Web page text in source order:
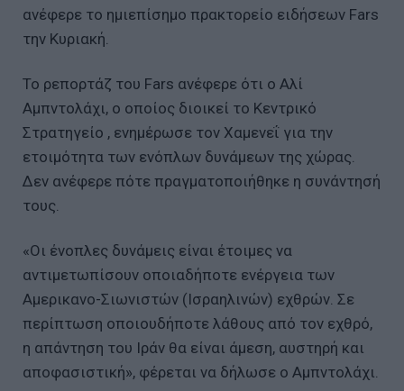
ανέφερε το ημιεπίσημο πρακτορείο ειδήσεων Fars
την Κυριακή.
Το ρεπορτάζ του Fars ανέφερε ότι ο Αλί
Αμπντολάχι, ο οποίος διοικεί το Κεντρικό
Στρατηγείο , ενημέρωσε τον Χαμενεΐ για την
ετοιμότητα των ενόπλων δυνάμεων της χώρας.
Δεν ανέφερε πότε πραγματοποιήθηκε η συνάντησή
τους.
«Οι ένοπλες δυνάμεις είναι έτοιμες να
αντιμετωπίσουν οποιαδήποτε ενέργεια των
Αμερικανο-Σιωνιστών (Ισραηλινών) εχθρών. Σε
περίπτωση οποιουδήποτε λάθους από τον εχθρό,
η απάντηση του Ιράν θα είναι άμεση, αυστηρή και
αποφασιστική», φέρεται να δήλωσε ο Αμπντολάχι.